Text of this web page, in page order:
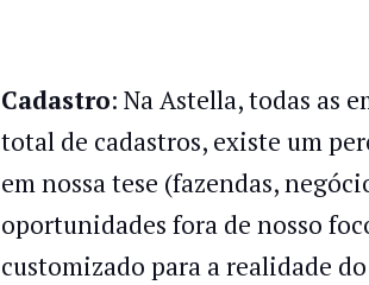
Cadastro: Na Astella, todas as
total de cadastros, existe um
em nossa tese (fazendas,
oportunidades fora de nosso
customizado para a realidade